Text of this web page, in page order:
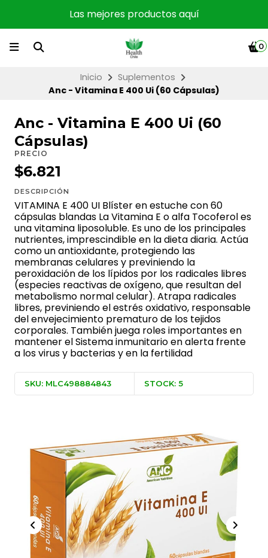
Las mejores productos aquí
0
Inicio
Suplementos
Anc - Vitamina E 400 Ui (60 Cápsulas)
Anc - Vitamina E 400 Ui (60
Cápsulas)
PRECIO
$6.821
DESCRIPCIÓN
VITAMINA E 400 UI Blíster en estuche con 60
cápsulas blandas La Vitamina E o alfa Tocoferol es
una vitamina liposoluble. Es uno de los principales
nutrientes, imprescindible en la dieta diaria. Actúa
como un antioxidante, protegiendo las
membranas celulares y previniendo la
peroxidación de los lípidos por los radicales libres
(especies reactivas de oxígeno, que resultan del
metabolismo normal celular). Atrapa radicales
libres, previniendo el estrés oxidativo, responsable
del envejecimiento prematuro de los tejidos
corporales. También juega roles importantes en
mantener el Sistema inmunitario en alerta frente
a los virus y bacterias y en la fertilidad
SKU: MLC498884843 STOCK: 5